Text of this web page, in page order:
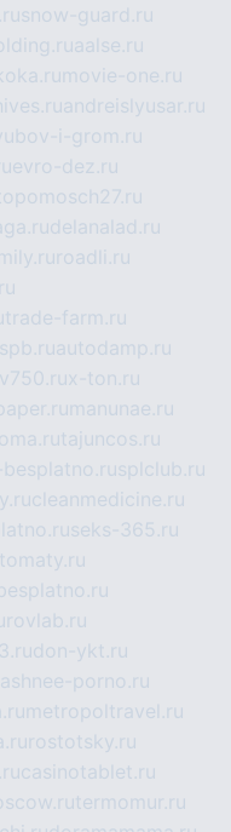
snow-guard.ru
aalse.ru
movie-one.ru
andreislyusar.ru
i-grom.ru
evro-dez.ru
delanalad.ru
roadli.ru
trade-farm.ru
autodamp.ru
x-ton.ru
manunae.ru
tajuncos.ru
splclub.ru
cleanmedicine.ru
seks-365.ru
don-ykt.ru
porno.ru
metropoltravel.ru
rostotsky.ru
casinotablet.ru
termomur.ru